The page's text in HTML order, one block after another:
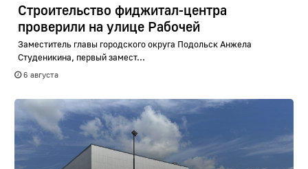
Строительство фиджитал-центра
проверили на улице Рабочей
Заместитель главы городского округа Подольск Анжела
Студеникина, первый замест...
6 августа